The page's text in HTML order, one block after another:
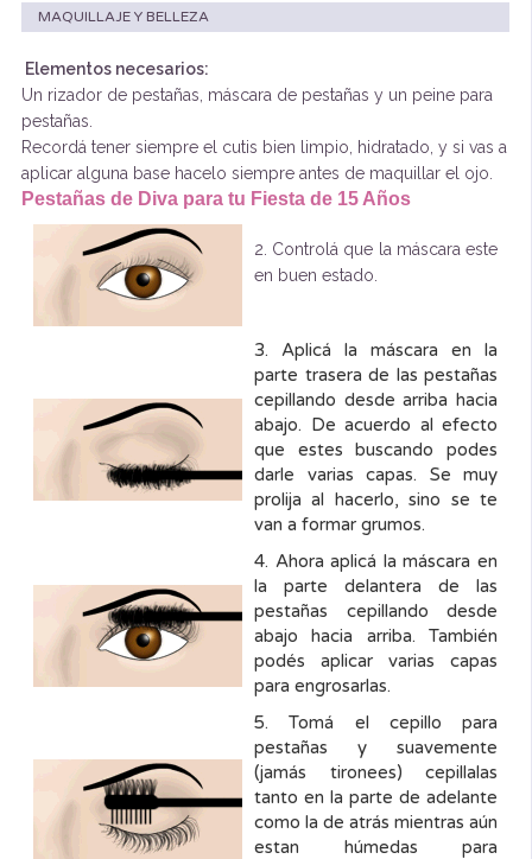
MAQUILLAJE Y BELLEZA
Elementos necesarios:
Un rizador de pestañas, máscara de pestañas y un peine para
pestañas.
Recordá tener siempre el cutis bien limpio, hidratado, y si vas a
aplicar alguna base hacelo siempre antes de maquillar el ojo.
Pestañas de Diva para tu Fiesta de 15 Años
2. Controlá que la máscara este
en buen estado.
3. Aplicá la máscara en la
parte trasera de las pestañas
cepillando desde arriba hacia
abajo. De acuerdo al efecto
que estes buscando podes
darle varias capas. Se muy
prolija al hacerlo, sino se te
van a formar grumos.
4. Ahora aplicá la máscara en
la parte delantera de las
pestañas cepillando desde
abajo hacia arriba. También
podés aplicar varias capas
para engrosarlas.
5. Tomá el cepillo para
pestañas y suavemente
(jamás tironees) cepillalas
tanto en la parte de adelante
como la de atrás mientras aún
estan húmedas para